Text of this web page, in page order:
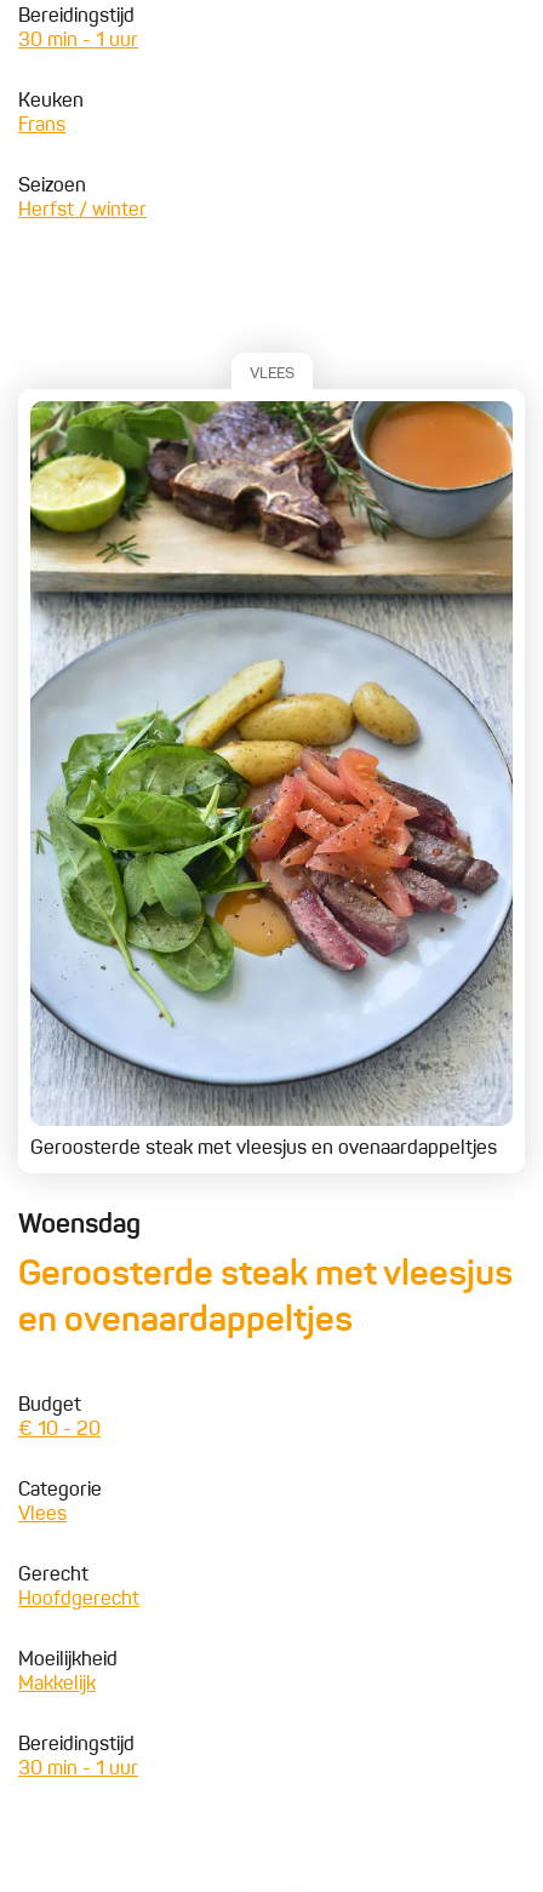
Bereidingstijd
30 min - 1 uur
Keuken
Frans
Seizoen
Herfst / winter
VLEES
Geroosterde steak met vleesjus en ovenaardappeltjes
Woensdag
Geroosterde steak met vleesjus
en ovenaardappeltjes
Budget
€ 10 - 20
Categorie
Vlees
Gerecht
Hoofdgerecht
Moeilijkheid
Makkelijk
Bereidingstijd
30 min - 1 uur